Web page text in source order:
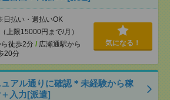
払い・週払いOK
上限15000円まで/月）
徒歩2分 / 広瀬通駅から
20分
気になる！
ュアル通りに確認＊未経験から稼
入力[派遣]